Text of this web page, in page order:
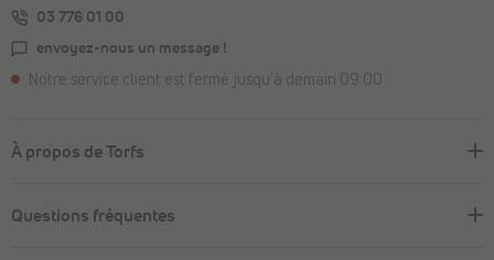
03 776 01 00
envoyez-nous un message !
Notre service client est fermé jusqu'à demain 09:00
À propos de Torfs
Questions fréquentes